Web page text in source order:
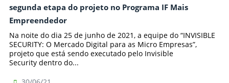
segunda etapa do projeto no Programa IF Mais
Empreendedor
Na noite do dia 25 de junho de 2021, a equipe do “INVISIBLE
SECURITY: O Mercado Digital para as Micro Empresas”,
projeto que está sendo executado pelo Invisible
Security dentro do...